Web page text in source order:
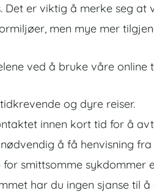
Det er viktig å merke seg
men mye mer
ved å bruke våre online
og dyre reiser.
innen kort tid for å
å få henvisning
for smittsomme sykdommer
har du ingen sjanse til